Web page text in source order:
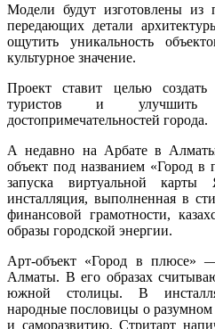
Модели будут изготовлены из
передающих детали
ощутить уникальность
культурное значение.
Проект ставит целью
туристов и улучшить
достопримечательностей города.
А недавно на Арбате в
объект под названием «Город
запуска виртуальной
инсталляция, выполненная в
финансовой грамотности,
образы городской энергии.
Арт-объект «Город в плюсе»
Алматы. В его образах
южной столицы. В
народные пословицы о
и саморазвитию. Стритарт